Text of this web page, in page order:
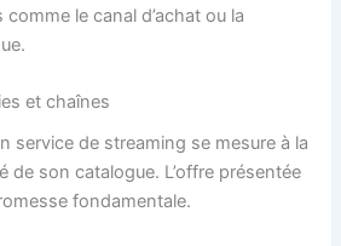
le canal d’achat ou la
et chaînes
service de streaming se mesure à la
de son catalogue. L’offre présentée
fondamentale.